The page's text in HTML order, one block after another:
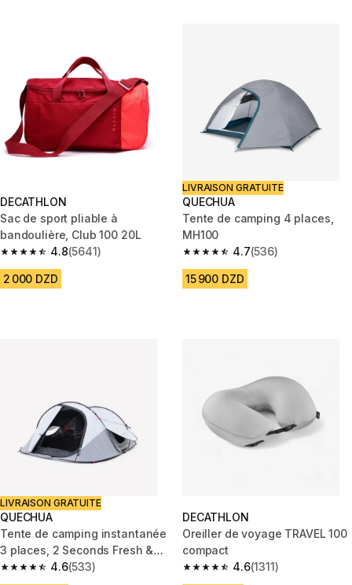
DECATHLON
Sac de sport pliable à
bandoulière, Club 100 20L
4.8
4.8 out of 5 stars from 5641 reviews
(5641)
2 000 DZD
LIVRAISON GRATUITE
QUECHUA
Tente de camping 4 places,
MH100
4.7
4.7 out of 5 stars from 536
(536)
15 900 DZD
LIVRAISON GRATUITE
QUECHUA
Tente de camping instantanée
3 places, 2 Seconds Fresh &
Black
4.6
4.6 out of 5 stars from 533 reviews
(533)
DECATHLON
Oreiller de voyage TRAVEL 100
compact
4.6
4.6 out of 5 stars from 1311
(1311)